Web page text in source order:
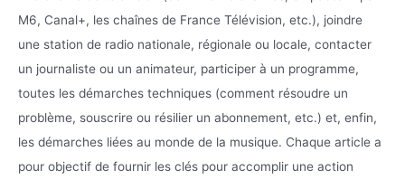
M6, Canal+, les chaînes de France Télévision, etc.), joindre
une station de radio nationale, régionale ou locale, contacter
un journaliste ou un animateur, participer à un programme,
toutes les démarches techniques (comment résoudre un
problème, souscrire ou résilier un abonnement, etc.) et, enfin,
les démarches liées au monde de la musique. Chaque article a
pour objectif de fournir les clés pour accomplir une action